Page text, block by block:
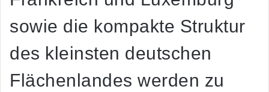
sowie die kompakte Struktur
des kleinsten deutschen
Flächenlandes werden zu